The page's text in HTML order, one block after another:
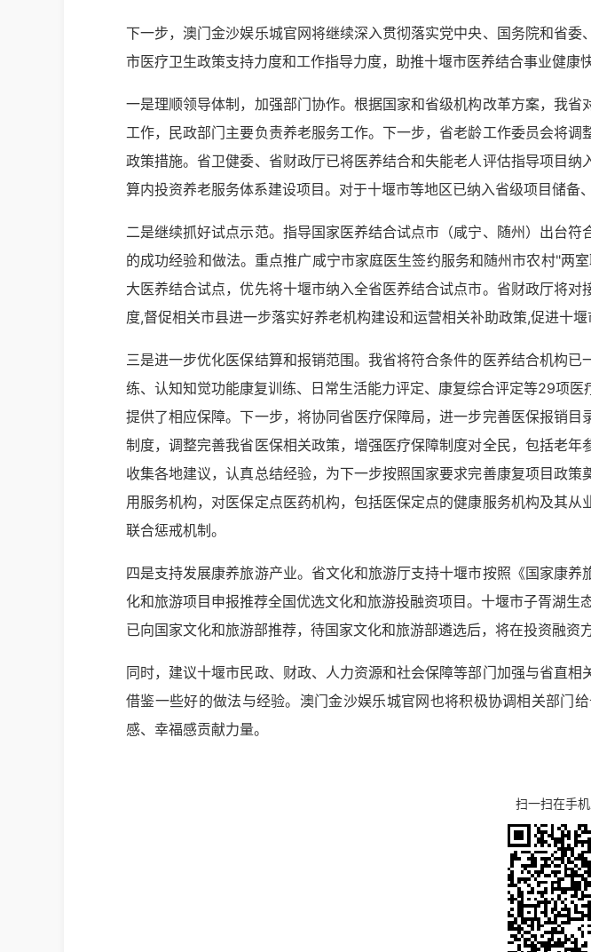
下一步，澳门金沙娱乐城官网将继续深入贯彻落实党中央、国务院和省
市医疗卫生政策支持力度和工作指导力度，助推十堰市医养结合事业健康快
一是理顺领导体制，加强部门协作。根据国家和省级机构改革方案，我
工作，民政部门主要负责养老服务工作。下一步，省老龄工作委员会将
政策措施。省卫健委、省财政厅已将医养结合和失能老人评估指导项目
算内投资养老服务体系建设项目。对于十堰市等地区已纳入省级项目储备
二是继续抓好试点示范。指导国家医养结合试点市（咸宁、随州）出台
的成功经验和做法。重点推广咸宁市家庭医生签约服务和随州市农村"两
大医养结合试点，优先将十堰市纳入全省医养结合试点市。省财政厅将
度,督促相关市县进一步落实好养老机构建设和运营相关补助政策,促进十堰
三是进一步优化医保结算和报销范围。我省将符合条件的医养结合机构
练、认知知觉功能康复训练、日常生活能力评定、康复综合评定等29项
提供了相应保障。下一步，将协同省医疗保障局，进一步完善医保报销
制度，调整完善我省医保相关政策，增强医疗保障制度对全民，包括老
收集各地建议，认真总结经验，为下一步按照国家要求完善康复项目政
用服务机构，对医保定点医药机构，包括医保定点的健康服务机构及其
联合惩戒机制。
四是支持发展康养旅游产业。省文化和旅游厅支持十堰市按照《国家康
化和旅游项目申报推荐全国优选文化和旅游投融资项目。十堰市子胥湖生
已向国家文化和旅游部推荐，待国家文化和旅游部遴选后，将在投资融资
同时，建议十堰市民政、财政、人力资源和社会保障等部门加强与省直
借鉴一些好的做法与经验。澳门金沙娱乐城官网也将积极协调相关部门
感、幸福感贡献力量。
扫一扫在手